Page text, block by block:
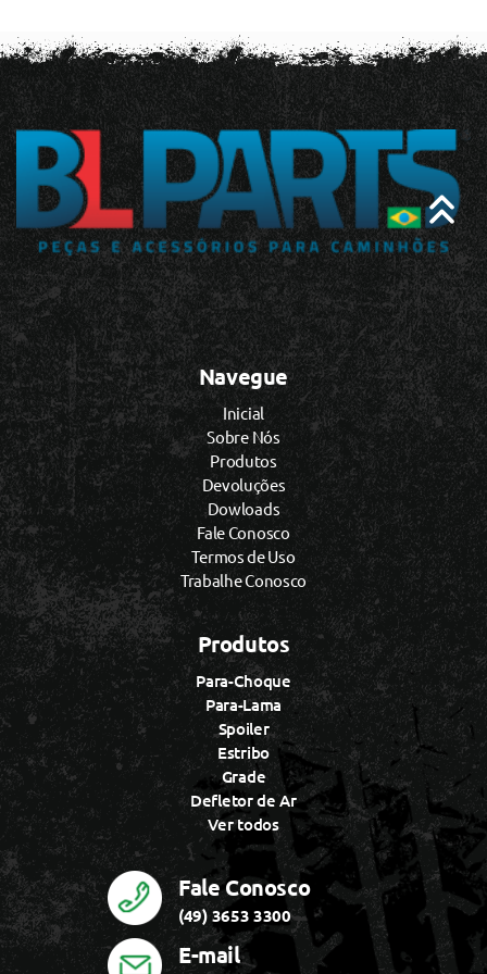
Navegue
Inicial
Sobre Nós
Produtos
Devoluções
Dowloads
Fale Conosco
Termos de Uso
Trabalhe Conosco
Produtos
Para-Choque
Para-Lama
Spoiler
Estribo
Grade
Defletor de Ar
Ver todos
Fale Conosco
(49) 3653 3300
E-mail